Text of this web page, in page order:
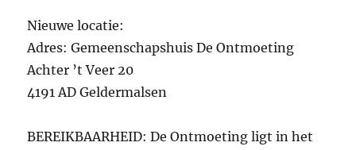
Nieuwe locatie:
Adres: Gemeenschapshuis De Ontmoeting
Achter ’t Veer 20
4191 AD Geldermalsen
BEREIKBAARHEID: De Ontmoeting ligt in het